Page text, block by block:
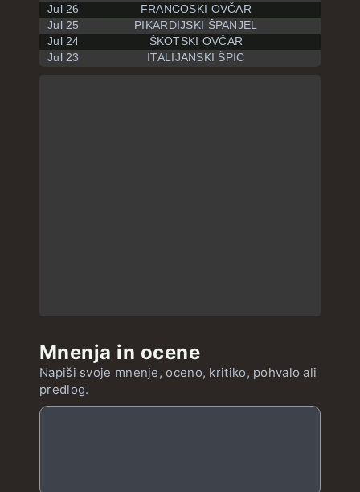
Jul 26
FRANCOSKI OVČAR
Jul 25
PIKARDIJSKI ŠPANJEL
Jul 24
ŠKOTSKI OVČAR
Jul 23
ITALIJANSKI ŠPIC
Mnenja in ocene
Napiši svoje mnenje, oceno, kritiko, pohvalo ali
predlog.